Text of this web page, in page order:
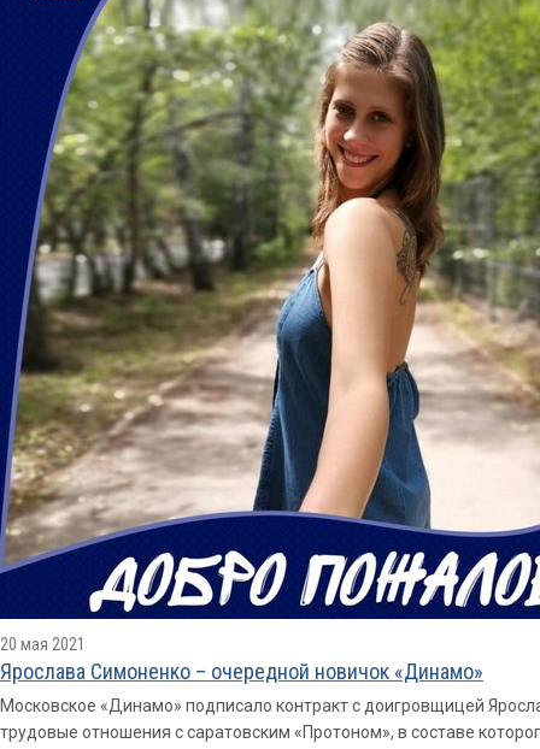
20 мая 2021
Ярослава Симоненко – очередной новичок «Динамо»
Московское «Динамо» подписало контракт с доигровщицей
трудовые отношения с саратовским «Протоном», в составе